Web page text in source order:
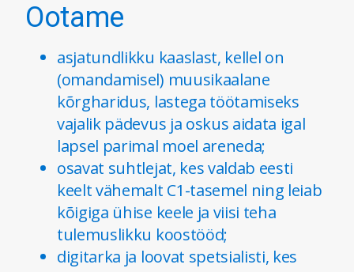
Ootame
asjatundlikku kaaslast, kellel on
(omandamisel) muusikaalane
kõrgharidus, lastega töötamiseks
vajalik pädevus ja oskus aidata igal
lapsel parimal moel areneda;
osavat suhtlejat, kes valdab eesti
keelt vähemalt C1-tasemel ning leiab
kõigiga ühise keele ja viisi teha
tulemuslikku koostööd;
digitarka ja loovat spetsialisti, kes